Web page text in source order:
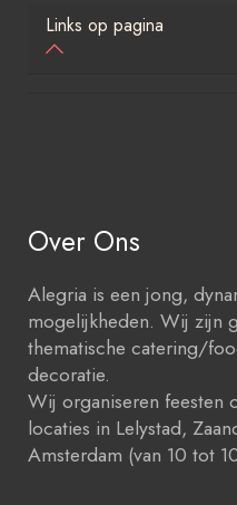
Links op pagina
Over Ons
Alegria is een jong,
mogelijkheden. Wij zijn
thematische catering/
decoratie.
Wij organiseren feesten
locaties in Lelystad,
Amsterdam (van 10 tot